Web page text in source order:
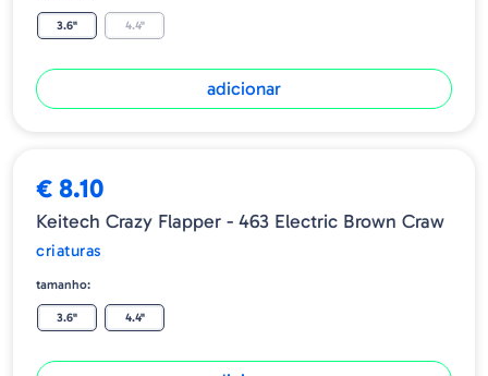
3.6" 4.4"
adicionar
€ 8.10
Keitech Crazy Flapper - 463 Electric Brown Craw
criaturas
tamanho:
3.6" 4.4"